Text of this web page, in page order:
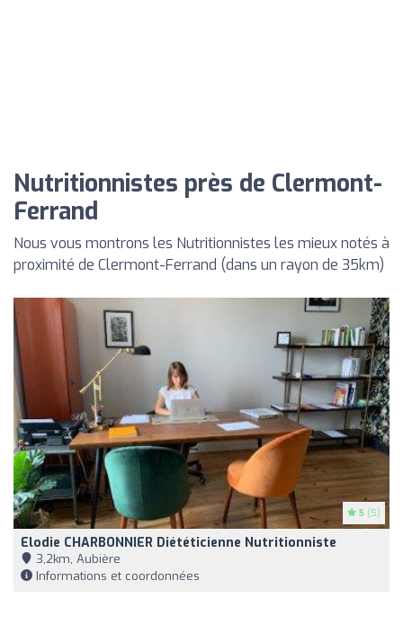
Nutritionnistes près de Clermont-
Ferrand
Nous vous montrons les Nutritionnistes les mieux notés à
proximité de Clermont-Ferrand (dans un rayon de 35km)
5 (5)
Elodie CHARBONNIER Diététicienne Nutritionniste
3,2km, Aubière
Informations et coordonnées